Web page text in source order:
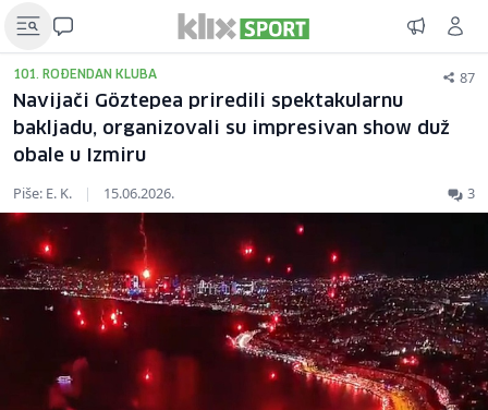
101. ROĐENDAN KLUBA 87
Navijači Göztepea priredili spektakularnu
bakljadu, organizovali su impresivan show duž
obale u Izmiru
Piše: E. K. | 15.06.2026. 3